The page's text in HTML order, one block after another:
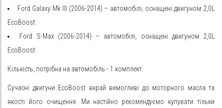
Ford Galaxy Mk III (2006-2014) – автомобілі, оснащені двигуном 2,0L
EcoBoost
Ford S-Max (2006-2014) – автомобілі, оснащені двигуном 2,0L
EcoBoost
Кількість, потрібна на автомобіль - 1 комплект.
Сучасні двигуни EcoBoost вкрай вимогливі до моторного масла та
якості його очищення. Ми настійно рекомендуємо купувати тільки